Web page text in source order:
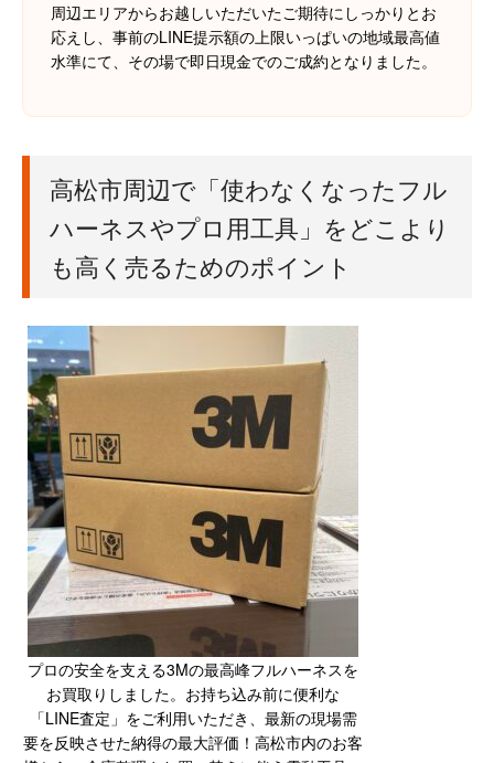
周辺エリアからお越しいただいたご期待にしっかりとお
応えし、事前のLINE提示額の上限いっぱいの地域最高値
水準にて、その場で即日現金でのご成約となりました。
高松市周辺で「使わなくなったフル
ハーネスやプロ用工具」をどこより
も高く売るためのポイント
プロの安全を支える3Mの最高峰フルハーネスを
お買取りしました。お持ち込み前に便利な
「LINE査定」をご利用いただき、最新の現場需
要を反映させた納得の最大評価！高松市内のお客